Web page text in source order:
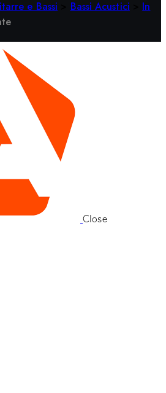
e Bassi Bassi Acustici
In
Close